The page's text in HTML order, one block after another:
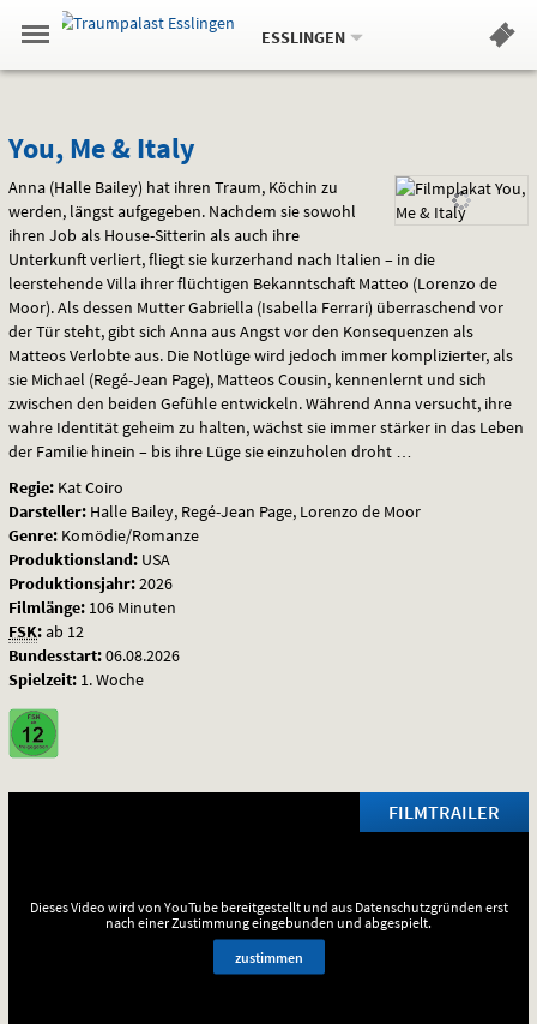
Springe
zum
,zum
.
Navigation
Gehe
zur
Standortauswahl
Standort:
ESSLINGEN.
Hinweis
You,
Me
&
Italy
You, Me & Italy
Anna (Halle Bailey) hat ihren Traum, Köchin zu
werden, längst aufgegeben. Nachdem sie sowohl
ihren Job als House-Sitterin als auch ihre
Unterkunft verliert, fliegt sie kurzerhand nach Italien – in die
leerstehende Villa ihrer flüchtigen Bekanntschaft Matteo (Lorenzo de
Moor). Als dessen Mutter Gabriella (Isabella Ferrari) überraschend vor
der Tür steht, gibt sich Anna aus Angst vor den Konsequenzen als
Matteos Verlobte aus. Die Notlüge wird jedoch immer komplizierter, als
sie Michael (Regé-Jean Page), Matteos Cousin, kennenlernt und sich
zwischen den beiden Gefühle entwickeln. Während Anna versucht, ihre
wahre Identität geheim zu halten, wächst sie immer stärker in das Leben
der Familie hinein – bis ihre Lüge sie einzuholen droht …
Regie: Kat Coiro
Darsteller: Halle Bailey, Regé-Jean Page, Lorenzo de Moor
Genre: Komödie/Romanze
Produktionsland: USA
Produktionsjahr:2026
Filmlänge: 106 Minuten
FSK:ab 12
Bundesstart:06.08.2026
Spielzeit: 1. Woche
FILMTRAILER
Dieses Video wird von YouTube bereitgestellt und aus Datenschutzgründen erst
nach einer Zustimmung eingebunden und abgespielt.
zustimmen